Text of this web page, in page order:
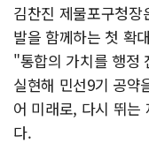
김찬진 제물포구청
발을 함께하는 첫 확
"통합의 가치를 행정
실현해 민선9기 공약
어 미래로, 다시 뛰는
다.